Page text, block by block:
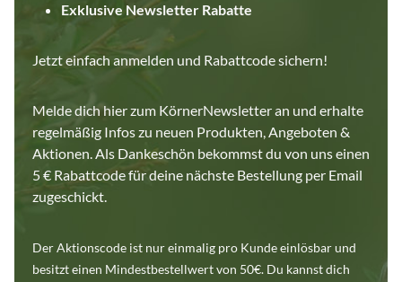
Exklusive Newsletter Rabatte
Jetzt einfach anmelden und Rabattcode sichern!
Melde dich hier zum KörnerNewsletter an und erhalte
regelmäßig Infos zu neuen Produkten, Angeboten &
Aktionen. Als Dankeschön bekommst du von uns einen
5 € Rabattcode für deine nächste Bestellung per Email
zugeschickt.
Der Aktionscode ist nur einmalig pro Kunde einlösbar und
besitzt einen Mindestbestellwert von 50€. Du kannst dich